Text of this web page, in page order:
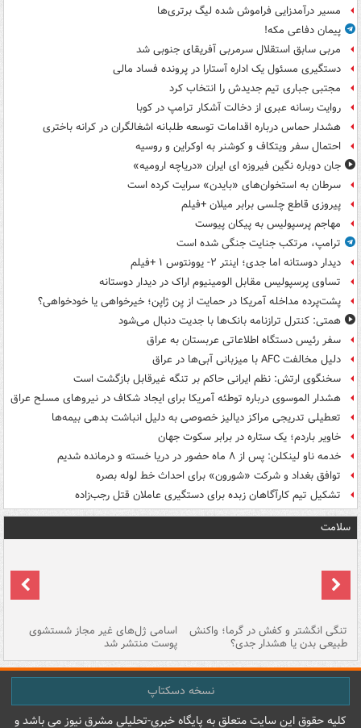
مسیر درآمدزایی فراموش شده لیگ برتری‌ها
پیمان دفاعی مکه!
مربی سابق استقلال سرمربی آفریقای جنوبی شد
دستگیری مسئول یک اداره آستارا در پرونده فساد مالی
مجتبی جباری تیم جدیدش را انتخاب کرد
روایت رسانه عبری از دخالت آشکار ترامپ در کوبا
هشدار حماس درباره اقدامات توسعه طلبانه اشغالگران در کرانه باختری
احتمال سفر ویتکاف و کوشنر به اوکراین و روسیه
جان دوباره نگین فیروزه ای ایران «دریاچه ارومیه»
سرطان به استخوان‌های «بایدن» سرایت کرده است
پیروزی قاطع چلسی برابر میلان +فیلم
مهاجم پرسپولیس به پیکان پیوست
ترامپ، مرتکب جنایت جنگی شده است
دیدار دوستانه اما جدی؛ اینتر ۲- یوونتوس ۱ +فیلم
تساوی پرسپولیس مقابل الومینیوم اراک در دیدار دوستانه
پشت‌پرده مداخله آمریکا در حمایت از یِن ژاپن؛ خیرخواهی یا خودخواهی؟
همتی: کنترل ترازنامه بانک‌ها با جدیت دنبال می‌شود
سفر رئیس دستگاه اطلاعاتی عربستان به عراق
دلیل مخالفت AFC با میزبانی آبی‌ها در عراق
سخنگوی ارتش: نظم ایرانی حاکم بر تنگه غیرقابل بازگشت است
هشدار الموسوی درباره توطئه آمریکا برای ایجاد شکاف در نیروهای مسلح عراق
تعطیلی تدریجی مراکز دیالیز خصوصی به دلیل انباشت بدهی بیمه‌ها
خاویر باردم؛ یک ستاره در برابر سکوت جهان
خدمه ناو لینکلن: پس از ۸ ماه حضور در دریا خسته و درمانده‌ شدیم
توافق بغداد و شرکت «شورون» برای احداث خط لوله بصره
تشکیل تیم کارآگاهان زبده برای دستگیری عاملان قتل رجب‌زاده
سلامت
تنگی انگشتر و کفش در گرما؛ واکنش
طبیعی بدن یا هشدار جدی؟
اسامی ژل‌های غیر مجاز شستشوی
پوست منتشر شد
نسخه دسکتاپ
کليه حقوق اين سايت متعلق به پایگاه خبري-تحليلي مشرق نيوز می باشد و